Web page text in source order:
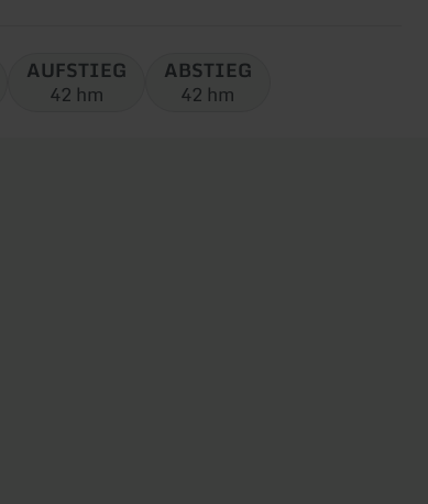
AUFSTIEG
42 hm
ABSTIEG
42 hm